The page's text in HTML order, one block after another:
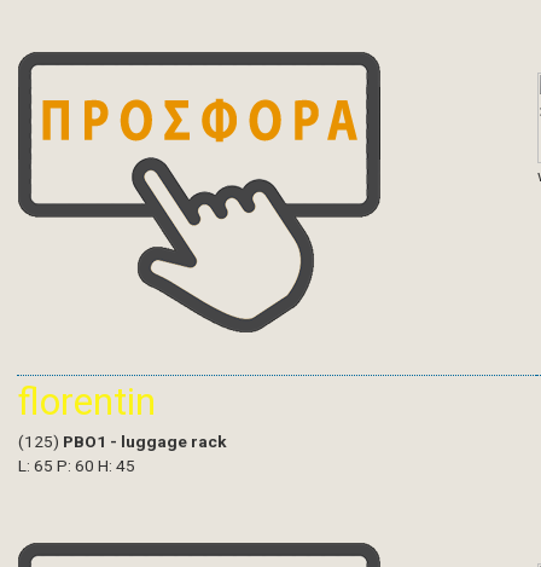
florentin
(125) PBO1 - luggage rack
L: 65 P: 60 H: 45